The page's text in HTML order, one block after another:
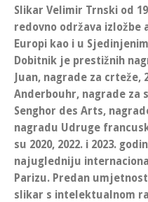
Slikar Velimir Trnski od
redovno održava izložbe
Europi kao i u
Dobitnik je prestižnih
Juan, nagrade za crteže,
Anderbouhr, nagrade za
Senghor des Arts,
nagradu Udruge
su 2020, 2022. i 2023.
najugledniju
Parizu. Predan
slikar s intelektualnom